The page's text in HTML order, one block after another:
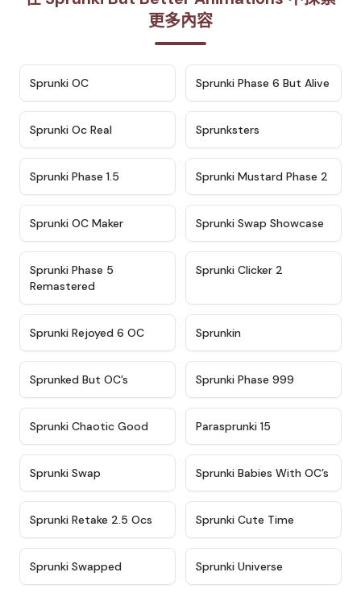
更多內容
Sprunki OC ★ 4.9
Sprunki Phase 6 But Alive
Sprunki Oc Real Sprunksters
Sprunki Phase 1.5 ★ 4.4
Sprunki Mustard Phase 2
Sprunki OC Maker ★ 4.6
Sprunki Swap Showcase
Sprunki Phase 5
Remastered
Sprunki Clicker 2
★ 4.4
Sprunki Rejoyed 6 OC Sprunkin
Sprunked But OC’s Sprunki Phase 999
★ 4.7
Sprunki Chaotic Good Parasprunki 15
Sprunki Swap ★ 4.8
Sprunki Babies With OC’s
★ 4.6
Sprunki Retake 2.5 Ocs Sprunki Cute Time
Sprunki Swapped Sprunki Universe